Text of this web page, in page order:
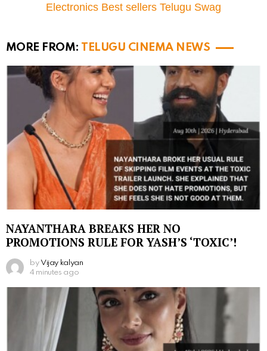
Electronics Best sellers Telugu Swag
MORE FROM: TELUGU CINEMA NEWS
NAYANTHARA BREAKS HER NO
PROMOTIONS RULE FOR YASH’S ‘TOXIC’!
by Vijay kalyan
4 minutes ago